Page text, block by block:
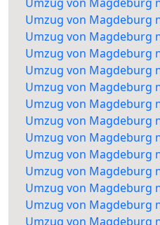
Umzug von Magdeburg
Umzug von Magdeburg
Umzug von Magdeburg
Umzug von Magdeburg
Umzug von Magdeburg
Umzug von Magdeburg
Umzug von Magdeburg
Umzug von Magdeburg
Umzug von Magdeburg
Umzug von Magdeburg
Umzug von Magdeburg
Umzug von Magdeburg
Umzug von Magdeburg